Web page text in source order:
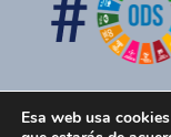
Esa web usa